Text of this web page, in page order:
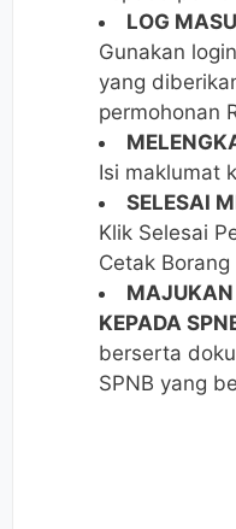
LOG
Gunakan
yang
permohonan
Isi maklumat
SELESAI
Klik Selesai
Cetak Borang
MAJUKAN
KEPADA
berserta
SPNB yang